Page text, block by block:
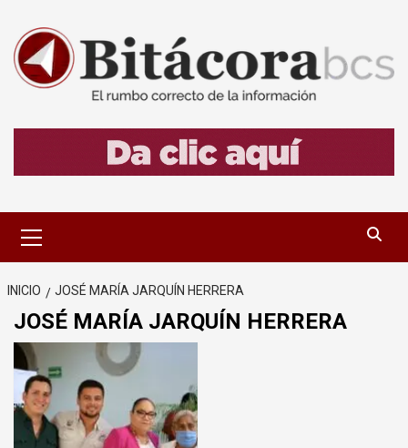
contenido
primario
INICIO JOSÉ MARÍA JARQUÍN HERRERA
JOSÉ MARÍA JARQUÍN HERRERA